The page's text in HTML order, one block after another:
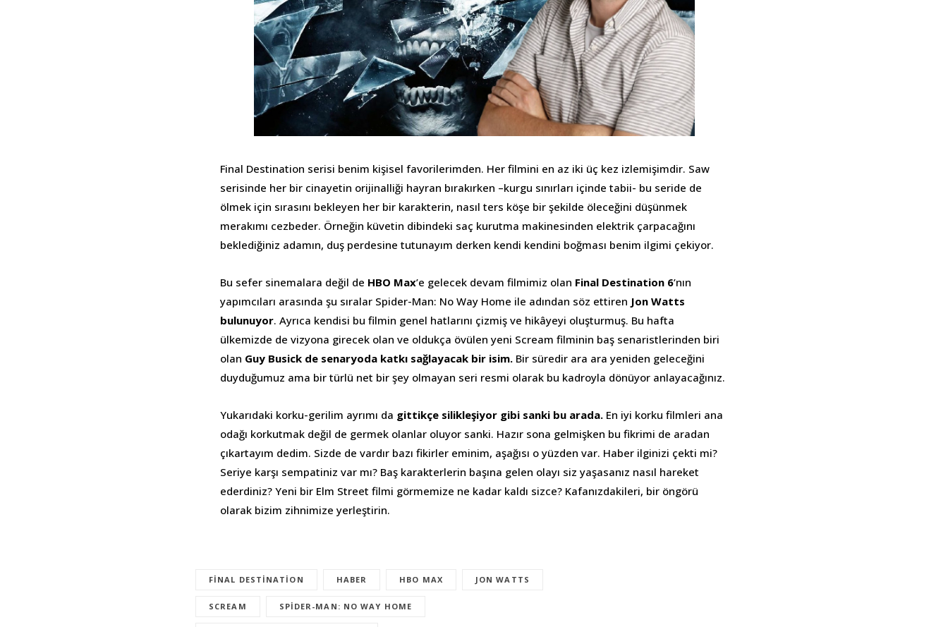
Final Destination serisi benim kişisel favorilerimden. Her filmini en az iki üç kez izlemişimdir. Saw
serisinde her bir cinayetin orijinalliği hayran bırakırken –kurgu sınırları içinde tabii- bu seride de
ölmek için sırasını bekleyen her bir karakterin, nasıl ters köşe bir şekilde öleceğini düşünmek
merakımı cezbeder. Örneğin küvetin dibindeki saç kurutma makinesinden elektrik çarpacağını
beklediğiniz adamın, duş perdesine tutunayım derken kendi kendini boğması benim ilgimi çekiyor.
Bu sefer sinemalara değil de HBO Max’e gelecek devam filmimiz olan Final Destination 6’nın
yapımcıları arasında şu sıralar Spider-Man: No Way Home ile adından söz ettiren Jon Watts
bulunuyor. Ayrıca kendisi bu filmin genel hatlarını çizmiş ve hikâyeyi oluşturmuş. Bu hafta
ülkemizde de vizyona girecek olan ve oldukça övülen yeni Scream filminin baş senaristlerinden biri
olan Guy Busick de senaryoda katkı sağlayacak bir isim. Bir süredir ara ara yeniden geleceğini
duyduğumuz ama bir türlü net bir şey olmayan seri resmi olarak bu kadroyla dönüyor anlayacağınız.
Yukarıdaki korku-gerilim ayrımı da gittikçe silikleşiyor gibi sanki bu arada. En iyi korku filmleri ana
odağı korkutmak değil de germek olanlar oluyor sanki. Hazır sona gelmişken bu fikrimi de aradan
çıkartayım dedim. Sizde de vardır bazı fikirler eminim, aşağısı o yüzden var. Haber ilginizi çekti mi?
Seriye karşı sempatiniz var mı? Baş karakterlerin başına gelen olayı siz yaşasanız nasıl hareket
ederdiniz? Yeni bir Elm Street filmi görmemize ne kadar kaldı sizce? Kafanızdakileri, bir öngörü
olarak bizim zihnimize yerleştirin.
FINAL DESTINATION HABER HBO MAX JON WATTS
SCREAM SPIDER-MAN: NO WAY HOME